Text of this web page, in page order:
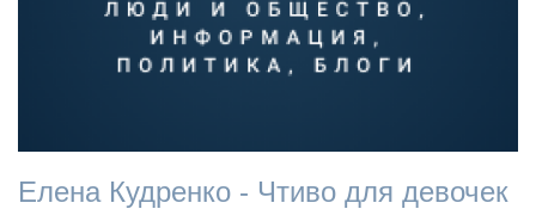
Елена Кудренко - Чтиво для девочек